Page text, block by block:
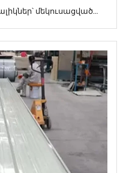
մեկուսացված
ընկերությունից